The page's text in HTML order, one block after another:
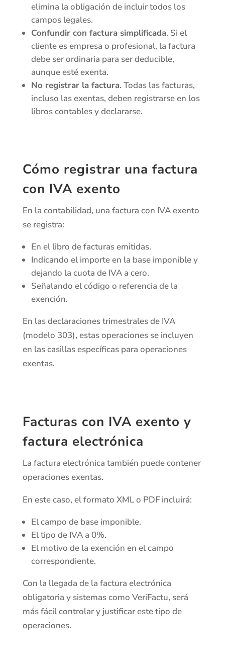
elimina la obligación de incluir todos los
campos legales.
Confundir con factura simplificada. Si el
cliente es empresa o profesional, la factura
debe ser ordinaria para ser deducible,
aunque esté exenta.
No registrar la factura. Todas las facturas,
incluso las exentas, deben registrarse en los
libros contables y declararse.
Cómo registrar una factura
con IVA exento
En la contabilidad, una factura con IVA exento
se registra:
En el libro de facturas emitidas.
Indicando el importe en la base imponible y
dejando la cuota de IVA a cero.
Señalando el código o referencia de la
exención.
En las declaraciones trimestrales de IVA
(modelo 303), estas operaciones se incluyen
en las casillas específicas para operaciones
exentas.
Facturas con IVA exento y
factura electrónica
La factura electrónica también puede contener
operaciones exentas.
En este caso, el formato XML o PDF incluirá:
El campo de base imponible.
El tipo de IVA a 0%.
El motivo de la exención en el campo
correspondiente.
Con la llegada de la factura electrónica
obligatoria y sistemas como VeriFactu, será
más fácil controlar y justificar este tipo de
operaciones.